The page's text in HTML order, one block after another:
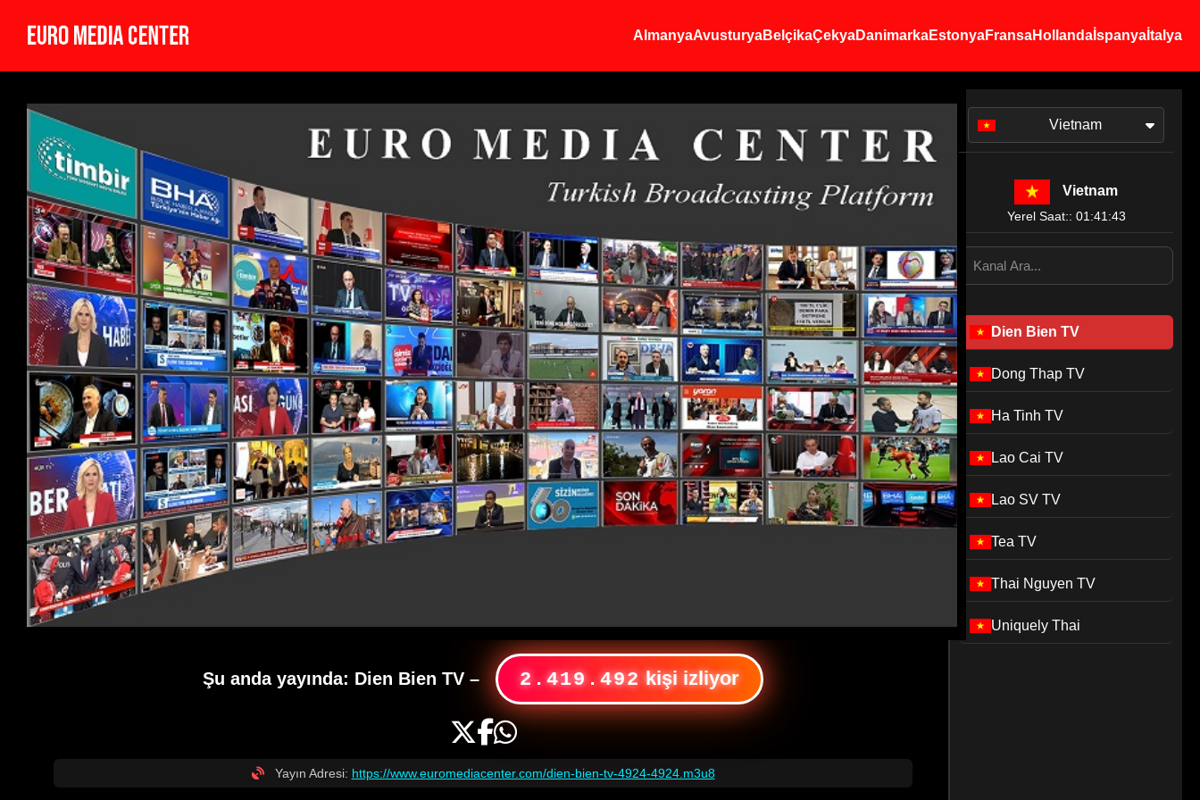
AlmanyaAvusturyaBelçikaÇekyaDanimarkaEstonyaFransaHollanda İspanya İtalya
Şu anda yayında: Dien Bien TV – 2.419.492 kişi izliyor
Yayın Adresi: https://www.euromediacenter.com/dien-bien-tv-4924-4924.m3u8
Vietnam
Vietnam
Yerel Saat:: 01:41:43
Dien Bien TV
Dong Thap TV
Ha Tinh TV
Lao Cai TV
Lao SV TV
Tea TV
Thai Nguyen TV
Uniquely Thai